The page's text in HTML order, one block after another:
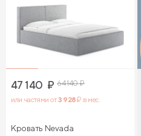
47 140 ₽ 64 140₽
или частями от3 928₽ в мес.
Кровать Nevada